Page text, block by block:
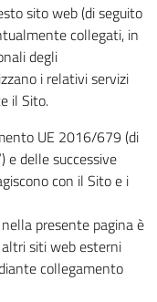
sito web (di seguito
collegati, in
degli
i relativi servizi
il Sito.
UE 2016/679 (di
e delle successive
con il Sito e i
presente pagina è
siti web esterni
collegamento